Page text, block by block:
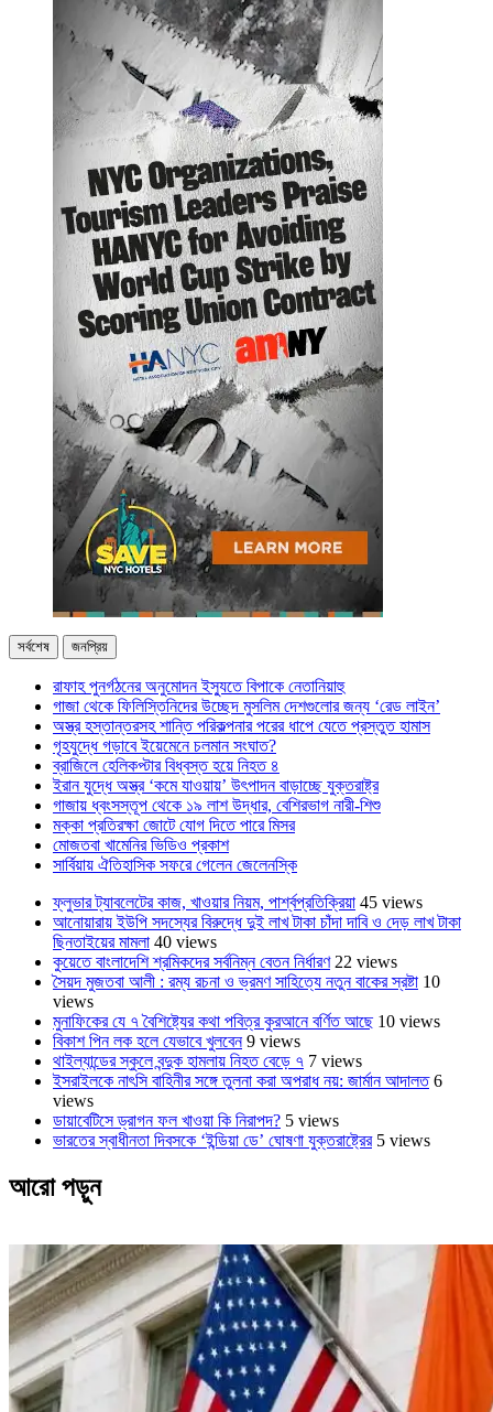
সর্বশেষ জনপ্রিয়
রাফাহ পুনর্গঠনের অনুমোদন ইস্যুতে বিপাকে নেতানিয়াহু
গাজা থেকে ফিলিস্তিনিদের উচ্ছেদ মুসলিম দেশগুলোর জন্য ‘রেড লাইন’
অস্ত্র হস্তান্তরসহ শান্তি পরিকল্পনার পরের ধাপে যেতে প্রস্তুত হামাস
গৃহযুদ্ধে গড়াবে ইয়েমেনে চলমান সংঘাত?
ব্রাজিলে হেলিকপ্টার বিধ্বস্ত হয়ে নিহত ৪
ইরান যুদ্ধে অস্ত্র ‘কমে যাওয়ায়’ উৎপাদন বাড়াচ্ছে যুক্তরাষ্ট্র
গাজায় ধ্বংসস্তূপ থেকে ১৯ লাশ উদ্ধার, বেশিরভাগ নারী-শিশু
মক্কা প্রতিরক্ষা জোটে যোগ দিতে পারে মিসর
মোজতবা খামেনির ভিডিও প্রকাশ
সার্বিয়ায় ঐতিহাসিক সফরে গেলেন জেলেনস্কি
ফ্লুভার ট্যাবলেটের কাজ, খাওয়ার নিয়ম, পার্শ্বপ্রতিক্রিয়া 45 views
আনোয়ারায় ইউপি সদস্যের বিরুদ্ধে দুই লাখ টাকা চাঁদা দাবি ও দেড় লাখ টাকা
ছিনতাইয়ের মামলা 40 views
কুয়েতে বাংলাদেশি শ্রমিকদের সর্বনিম্ন বেতন নির্ধারণ 22 views
সৈয়দ মুজতবা আলী : রম্য রচনা ও ভ্রমণ সাহিত্যে নতুন বাকের স্রষ্টা 10
views
মুনাফিকের যে ৭ বৈশিষ্ট্যের কথা পবিত্র কুরআনে বর্ণিত আছে 10 views
বিকাশ পিন লক হলে যেভাবে খুলবেন 9 views
থাইল্যান্ডের স্কুলে বন্দুক হামলায় নিহত বেড়ে ৭ 7 views
ইসরাইলকে নাৎসি বাহিনীর সঙ্গে তুলনা করা অপরাধ নয়: জার্মান আদালত 6
views
ডায়াবেটিসে ড্রাগন ফল খাওয়া কি নিরাপদ? 5 views
ভারতের স্বাধীনতা দিবসকে ‘ইন্ডিয়া ডে’ ঘোষণা যুক্তরাষ্ট্রের 5 views
আরো পড়ুন